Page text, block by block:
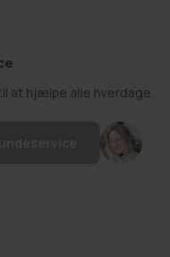
at hjælpe alle hverdage.